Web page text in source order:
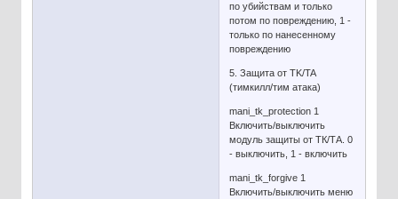
по убийствам и только
потом по повреждению, 1 -
только по нанесенному
повреждению
5. Защита от TK/TA
(тимкилл/тим атака)
mani_tk_protection 1
Включить/выключить
модуль защиты от ТК/ТА. 0
- выключить, 1 - включить
mani_tk_forgive 1
Включить/выключить меню